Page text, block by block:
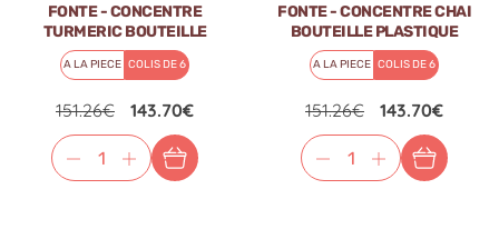
FONTE - CONCENTRE
TURMERIC BOUTEILLE
PLASTIQUE 750ML
A LA PIECE COLIS DE 6
151.26€ 143.70€
FONTE - CONCENTRE CHAI
BOUTEILLE PLASTIQUE
750ML
A LA PIECE COLIS DE 6
151.26€ 143.70€